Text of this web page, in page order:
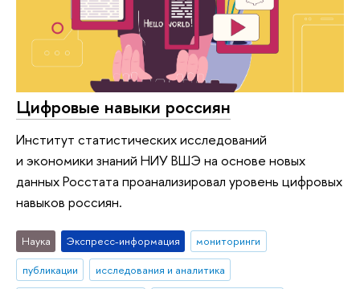
Цифровые навыки россиян
Институт статистических исследований
и экономики знаний НИУ ВШЭ на основе новых
данных Росстата проанализировал уровень цифровых
навыков россиян.
Наука Экспресс-информация
мониторинги
публикации
исследования и аналитика